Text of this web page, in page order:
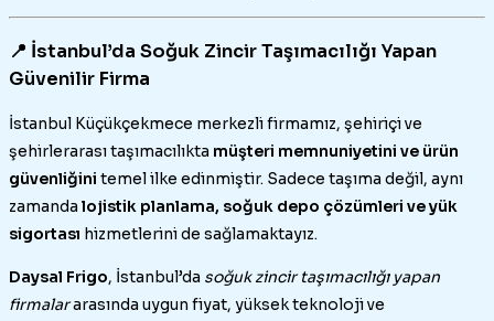
📍 İstanbul’da Soğuk Zincir Taşımacılığı Yapan
Güvenilir Firma
İstanbul Küçükçekmece merkezli firmamız, şehiriçi ve
şehirlerarası taşımacılıkta müşteri memnuniyetini ve ürün
güvenliğini temel ilke edinmiştir. Sadece taşıma değil, aynı
zamanda lojistik planlama, soğuk depo çözümleri ve yük
sigortası hizmetlerini de sağlamaktayız.
Daysal Frigo, İstanbul’da soğuk zincir taşımacılığı yapan
firmalararasında uygun fiyat, yüksek teknoloji ve